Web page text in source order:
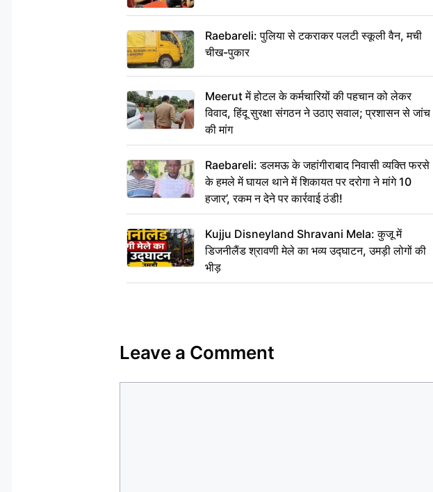
Raebareli: पुलिया से टकराकर पलटी स्कूली वैन, मची
चीख-पुकार
Meerut में होटल के कर्मचारियों की पहचान को लेकर
विवाद, हिंदू सुरक्षा संगठन ने उठाए सवाल; प्रशासन से जांच
की मांग
Raebareli: डलमऊ के जहांगीराबाद निवासी व्यक्ति फरसे
के हमले में घायल थाने में शिकायत पर दरोगा ने मांगे 10
हजार’, रकम न देने पर कार्रवाई ठंडी!
Kujju Disneyland Shravani Mela: कुजू में
डिजनीलैंड श्रावणी मेले का भव्य उद्घाटन, उमड़ी लोगों की
भीड़
Leave a Comment